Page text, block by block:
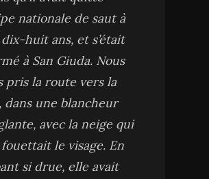
nationale de saut à
dix-huit ans, et s’était
à San Giuda. Nous
pris la route vers la
dans une blancheur
avec la neige qui
le visage. En
si drue, elle avait